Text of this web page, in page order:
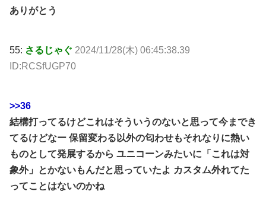
ありがとう
55: さるじゃぐ 2024/11/28(木) 06:45:38.39
ID:RCSfUGP70
>>36
結構打ってるけどこれはそういうのないと思って今までき
てるけどなー 保留変わる以外の匂わせもそれなりに熱い
ものとして発展するから ユニコーンみたいに「これは対
象外」とかないもんだと思っていたよ カスタム外れてた
ってことはないのかね